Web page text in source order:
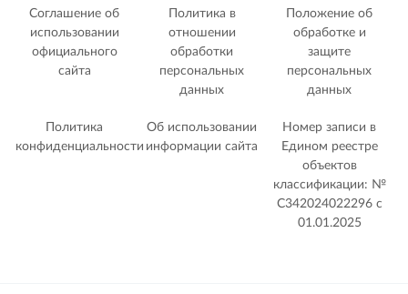
Соглашение об
использовании
официального
сайта
Политика в
отношении
обработки
персональных
данных
Положение об
обработке и
защите
персональных
данных
Политика
конфиденциальности
Об использовании
информации сайта
Номер записи в
Едином реестре
объектов
классификации: №
С342024022296 c
01.01.2025